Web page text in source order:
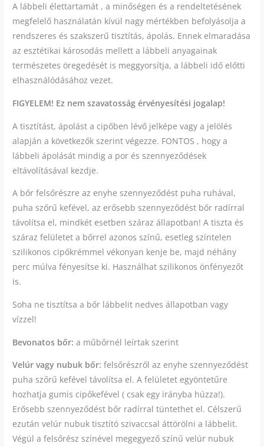
A lábbeli élettartamát , a minőségen és a rendeltetésének
megfelelő használatán kívül nagy mértékben befolyásolja a
rendszeres és szakszerű tisztítás, ápolás. Ennek elmaradása
az esztétikai károsodás mellett a lábbeli anyagainak
természetes öregedését is meggyorsítja, a lábbeli idő előtti
elhasználódásához vezet.
FIGYELEM! Ez nem szavatosság érvényesítési jogalap!
A tisztítást, ápolást a cipőben lévő jelképe vagy a jelölés
alapján a következők szerint végezze. FONTOS , hogy a
lábbeli ápolását mindig a por és szennyeződések
eltávolításával kezdje.
A bőr felsőrészre az enyhe szennyeződést puha ruhával,
puha szőrű kefével, az erősebb szennyeződést bőr radírral
távolítsa el, mindkét esetben száraz állapotban! A tiszta és
száraz felületet a bőrrel azonos színű, esetleg színtelen
szilikonos cipőkrémmel vékonyan kenje be, majd néhány
perc múlva fényesítse ki. Használhat szilikonos önfényezőt
is.
Soha ne tisztítsa a bőr lábbelit nedves állapotban vagy
vízzel!
Bevonatos bőr: a műbőrnél leírtak szerint
Velúr vagy nubuk bőr: felsőrészről az enyhe szennyeződést
puha szőrű kefével távolítsa el. A felületet egyöntetűre
hozhatja gumis cipőkefével ( csak egy irányba húzza!).
Erősebb szennyeződést bőr radírral tüntethet el. Célszerű
ezután velúr nubuk tisztító szivaccsal áttörölni a lábbelit.
Végül a felsőrész színével megegyező színű velúr nubuk